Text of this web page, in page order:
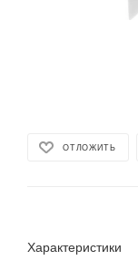
ОТЛОЖИТЬ
Характеристики